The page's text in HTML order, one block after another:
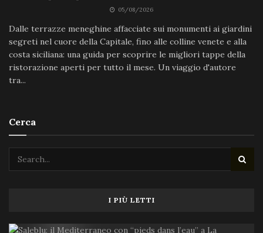
05/08/2026
Dalle terrazze meneghine affacciate sui monumenti ai giardini
segreti nel cuore della Capitale, fino alle colline venete e alla
costa siciliana: una guida per scoprire le migliori tappe della
ristorazione aperti per tutto il mese. Un viaggio d'autore
tra...
Cerca
I PIÙ LETTI